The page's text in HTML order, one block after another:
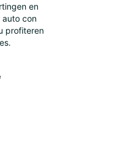
en
con
profiteren